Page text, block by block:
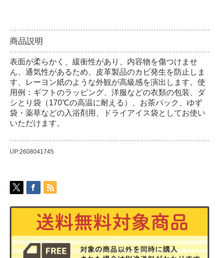
商品説明
表面が柔らかく、緩衝性があり、内容物を傷つけませ
ん、通気性があるため、皮革製品のカビ発生を防止しま
す、レーヨン紙のような外観が高級感を演出します。使
用例：ギフトのラッピング、洋服などの衣類の包装、ダ
シとり袋（170℃の高温に耐える）、お茶パック、ゆず
袋・薬草などの入浴剤用、ドライアイス袋としてお使い
いただけます。
UP:2608041745